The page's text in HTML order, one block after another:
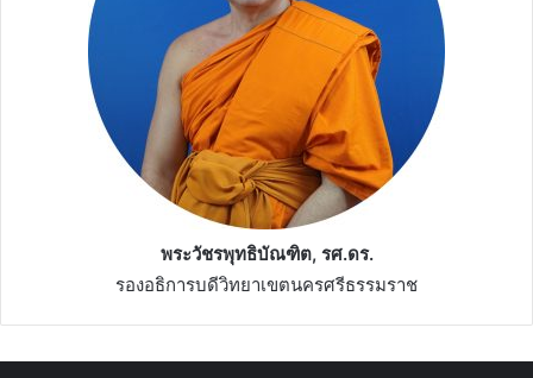
พระวัชรพุทธิบัณฑิต, รศ.ดร.
รองอธิการบดีวิทยาเขตนครศรีธรรมราช